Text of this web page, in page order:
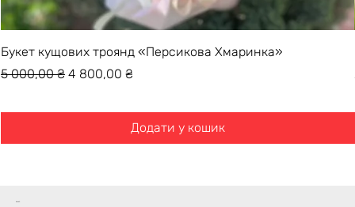
Букет кущових троянд «Персикова Хмаринка»
Звичайна ціна
5 000,00 ₴ За розпродажем
4 800,00 ₴
Додати у кошик
bunch